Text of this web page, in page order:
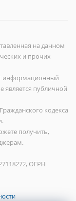
на данном
и прочих
информационный
является публичной
кодекса
получить,
ОГРН